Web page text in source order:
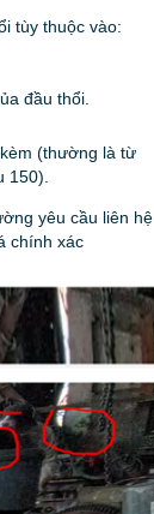
tùy thuộc vào:
đầu thổi.
(thường là từ
150).
yêu cầu liên hệ
chính xác